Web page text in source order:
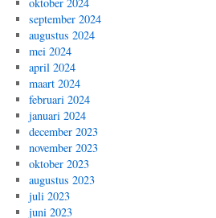
september 2024
augustus 2024
mei 2024
april 2024
maart 2024
februari 2024
januari 2024
december 2023
november 2023
oktober 2023
augustus 2023
juli 2023
juni 2023